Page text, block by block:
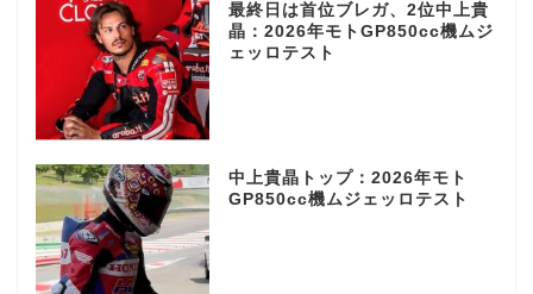
最終日は首位ブレガ、2位中上貴
晶：2026年モトGP850cc機ムジ
ェッロテスト
中上貴晶トップ：2026年モト
GP850cc機ムジェッロテスト